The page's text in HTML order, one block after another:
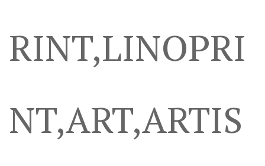
RINT,LINOPRI
NT,ART,ARTIS